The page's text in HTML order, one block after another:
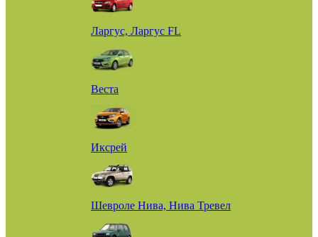
Ларгус, Ларгус FL
Веста
Иксрей
Шевроле Нива, Нива Тревел